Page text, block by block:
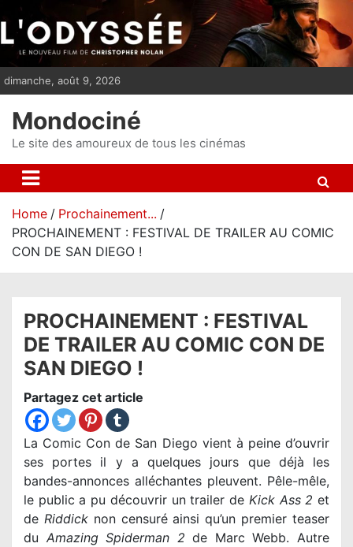
i
p
t
n
dimanche, août 9, 2026
Mondociné
Le site des amoureux de tous les cinémas
Home
Prochainement...
PROCHAINEMENT : FESTIVAL DE TRAILER AU COMIC
CON DE SAN DIEGO !
PROCHAINEMENT : FESTIVAL
DE TRAILER AU COMIC CON DE
SAN DIEGO !
Partagez cet article
La Comic Con de San Diego vient à peine d’ouvrir
ses portes il y a quelques jours que déjà les
bandes-annonces alléchantes pleuvent. Pêle-mêle,
le public a pu découvrir un trailer de Kick Ass 2 et
de Riddick non censuré ainsi qu’un premier teaser
du Amazing Spiderman 2 de Marc Webb. Autre